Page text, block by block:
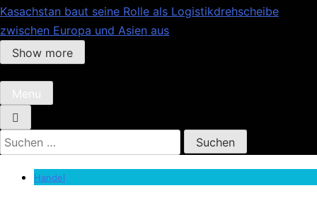
Kasachstan baut seine Rolle als Logistikdrehscheibe
zwischen Europa und Asien aus
Show more
Menu
Suchen
nach:
Handel